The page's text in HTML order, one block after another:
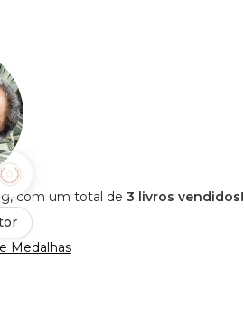
com um total de 3 livros vendidos!
Medalhas